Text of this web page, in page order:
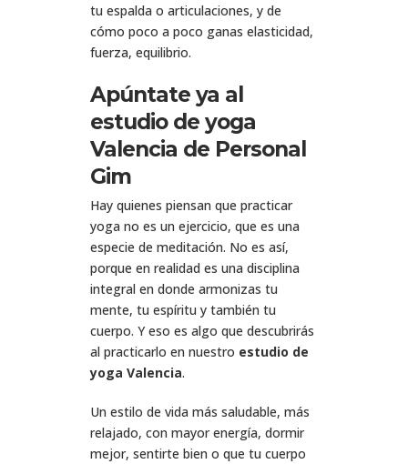
tu espalda o articulaciones, y de
cómo poco a poco ganas elasticidad,
fuerza, equilibrio.
Apúntate ya al
estudio de yoga
Valencia de Personal
Gim
Hay quienes piensan que practicar
yoga no es un ejercicio, que es una
especie de meditación. No es así,
porque en realidad es una disciplina
integral en donde armonizas tu
mente, tu espíritu y también tu
cuerpo. Y eso es algo que descubrirás
al practicarlo en nuestro estudio de
yoga Valencia.
Un estilo de vida más saludable, más
relajado, con mayor energía, dormir
mejor, sentirte bien o que tu cuerpo